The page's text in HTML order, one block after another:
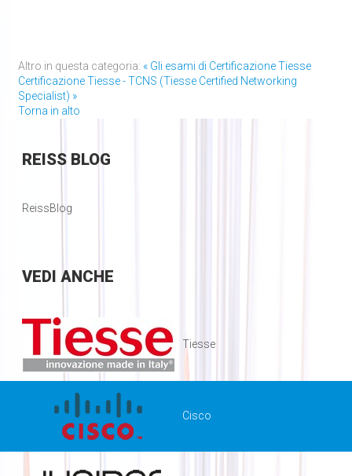
Altro in questa categoria: « Gli esami di Certificazione Tiesse
Certificazione Tiesse - TCNS (Tiesse Certified Networking
Specialist) »
Torna in alto
REISSBLOG
ReissBlog
VEDI ANCHE
Tiesse
Cisco